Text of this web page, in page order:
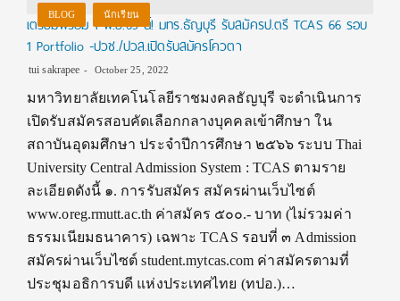
BLOG นักเรียน
เตรียมพร้อม 1 พ.ย.65 นี้! มทร.ธัญบุรี รับสมัครป.ตรี TCAS 66 รอบ
1 Portfolio -ปวช./ปวส.เปิดรับสมัครโควตา
tui sakrapee October 25, 2022
มหาวิทยาลัยเทคโนโลยีราชมงคลธัญบุรี จะดําเนินการ
เปิดรับสมัครสอบคัดเลือกกลางบุคคลเข้าศึกษา ใน
สถาบันอุดมศึกษา ประจําปีการศึกษา ๒๕๖๖ ระบบ Thai
University Central Admission System : TCAS ตามราย
ละเอียดดังนี้ ๑. การรับสมัคร สมัครผ่านเว็บไซต์
www.oreg.rmutt.ac.th ค่าสมัคร ๕๐๐.- บาท (ไม่รวมค่า
ธรรมเนียมธนาคาร) เฉพาะ TCAS รอบที่ ๓ Admission
สมัครผ่านเว็บไซต์ student.mytcas.com ค่าสมัครตามที่
ประชุมอธิการบดี แห่งประเทศไทย (ทปอ.)…